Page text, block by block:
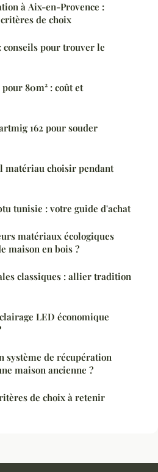
à Aix-en-Provence :
de choix
conseils pour trouver le
80m² : coût et
162 pour souder
matériau choisir pendant
tunisie : votre guide d'achat
matériaux écologiques
maison en bois ?
classiques : allier tradition
LED économique
système de récupération
maison ancienne ?
de choix à retenir